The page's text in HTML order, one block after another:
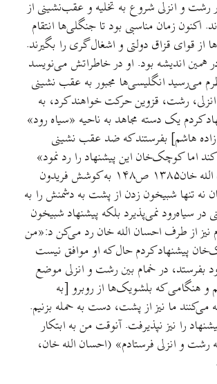
و انزلی شروع به تخلیه و عقب‌نشینی از
اکنون زمان مناسبی بود تا جنگلی‌ها انتقام
از قوای قزاق دولتی و اشغال گری را بگیرند.
همین اندیشه بود. او در خاطراتش می‌نویسد
می‌رسید انگلیسی‌ها مجبور به عقب نشینی
رشت، قزوین حرکت خواهند کرد، به
کردم یک دسته مجاهد به ناحیه «سیاه رود»
هاشم] بفرستند که ضد عقب نشینی
اما کوچک‌خان این پیشنهاد را رد نمود»
(خاطرات احسان الله خان۱۳۸۵ ص۱۴۸ به کوشش فریدون
تنها شبیخون زدن از پشت به دشمنش را به
سیاه‌رود نمی‌پذیرد بلکه پیشنهاد شبیخون
نیز از طرف احسان الله خان رد می‌کن د:«من
پیشنهاد کردم حال که او موافق نیست
بفرستد، در خمام بین رشت و انزلی موضع
و هنگامی که بلشویک‌ها از روبرو [به
می‌کنند ما نیز از پشت، دست به حمله بزنیم.
را نیز نپذیرفت. آنوقت من به ابتکار
رشت و انزلی فرستادم» (احسان الله خان،